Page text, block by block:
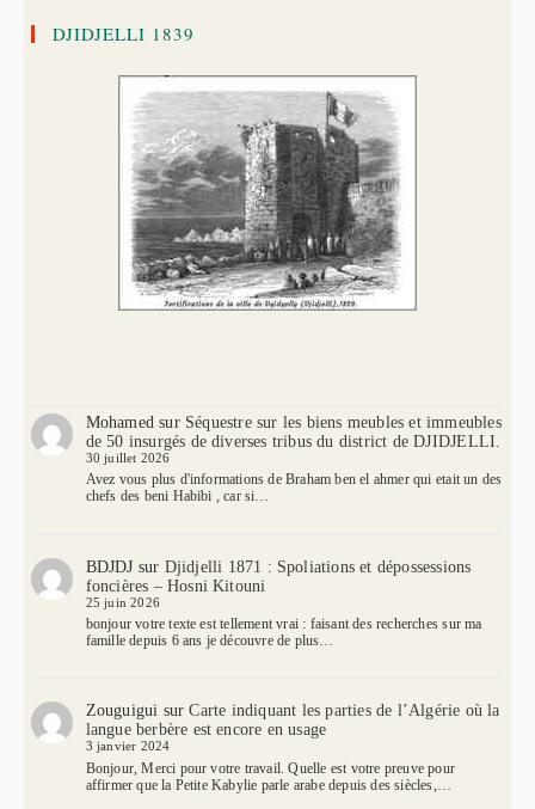
DJIDJELLI 1839
Mohamedsur Séquestre sur les biens meubles et immeubles
de 50 insurgés de diverses tribus du district de DJIDJELLI.
30 juillet 2026
Avez vous plus d'informations de Braham ben el ahmer qui etait un des
chefs des beni Habibi , car si…
BDJDJ sur Djidjelli 1871 : Spoliations et dépossessions
foncières – Hosni Kitouni
25 juin 2026
bonjour votre texte est tellement vrai : faisant des recherches sur ma
famille depuis 6 ans je découvre de plus…
Zouguigui surCarte indiquant les parties de l’Algérie où la
langue berbère est encore en usage
3 janvier 2024
Bonjour, Merci pour votre travail. Quelle est votre preuve pour
affirmer que la Petite Kabylie parle arabe depuis des siècles,…